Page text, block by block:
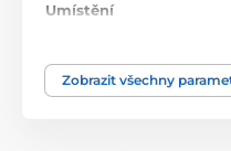
Umístění
Barva
Zobrazit všechny